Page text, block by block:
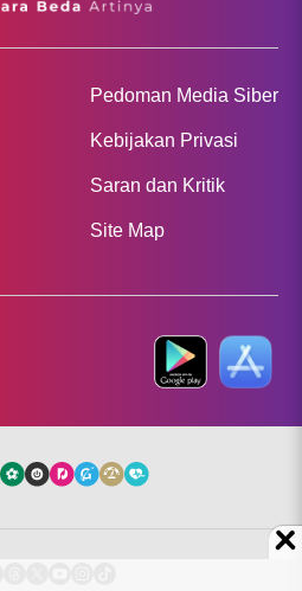
Pedoman Media Siber
Kebijakan Privasi
Saran dan Kritik
Site Map